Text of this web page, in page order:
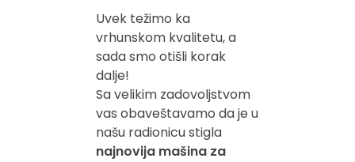
Uvek težimo ka
vrhunskom kvalitetu, a
sada smo otišli korak
dalje!
Sa velikim zadovoljstvom
vas obaveštavamo da je u
našu radionicu stigla
najnovija mašina za